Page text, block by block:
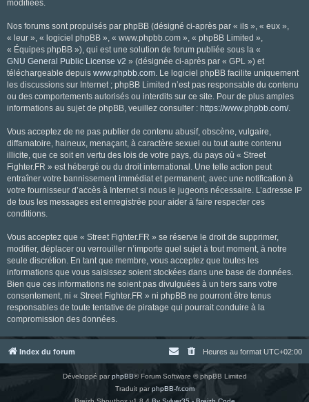
modifiées.
Nos forums sont propulsés par phpBB (désigné ci-après par « ils », « eux »,
« leur », « logiciel phpBB », « www.phpbb.com », « phpBB Limited »,
« Équipes phpBB »), qui est une solution de forum publiée sous la «
GNU General Public License v2 » (désignée ci-après par « GPL ») et
téléchargeable depuis www.phpbb.com. Le logiciel phpBB facilite uniquement
les discussions sur Internet ; phpBB Limited n’est pas responsable du contenu
ou des comportements autorisés ou interdits sur ce site. Pour de plus amples
informations au sujet de phpBB, veuillez consulter : https://www.phpbb.com/.
Vous acceptez de ne pas publier de contenu abusif, obscène, vulgaire,
diffamatoire, haineux, menaçant, à caractère sexuel ou tout autre contenu
illicite, que ce soit en vertu des lois de votre pays, du pays où « Street
Fighter.FR » est hébergé ou du droit international. Une telle action peut
entraîner votre bannissement immédiat et permanent, avec une notification à
votre fournisseur d’accès à Internet si nous le jugeons nécessaire. L’adresse IP
de tous les messages est enregistrée pour aider à faire respecter ces
conditions.
Vous acceptez que « Street Fighter.FR » se réserve le droit de supprimer,
modifier, déplacer ou verrouiller n’importe quel sujet à tout moment, à notre
seule discrétion. En tant que membre, vous acceptez que toutes les
informations que vous saisissez soient stockées dans une base de données.
Bien que ces informations ne soient pas divulguées à un tiers sans votre
consentement, ni « Street Fighter.FR » ni phpBB ne pourront être tenus
responsables de toute tentative de piratage qui pourrait conduire à la
compromission des données.
Index du forum Heures au format UTC+02:00
Développé parphpBB® Forum Software © phpBB Limited
Traduit parphpBB-fr.com